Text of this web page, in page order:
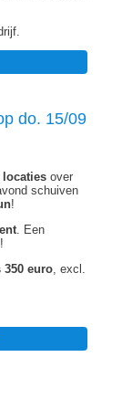
do. 15/09
locaties over
schuiven
!
. Een
350 euro, excl.